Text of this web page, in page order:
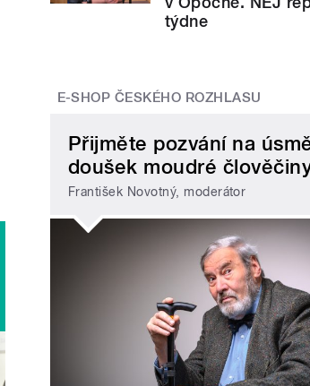
týdne
E-SHOP ČESKÉHO ROZHLASU
Přijměte pozvání na
doušek moudré
František Novotný, moderátor